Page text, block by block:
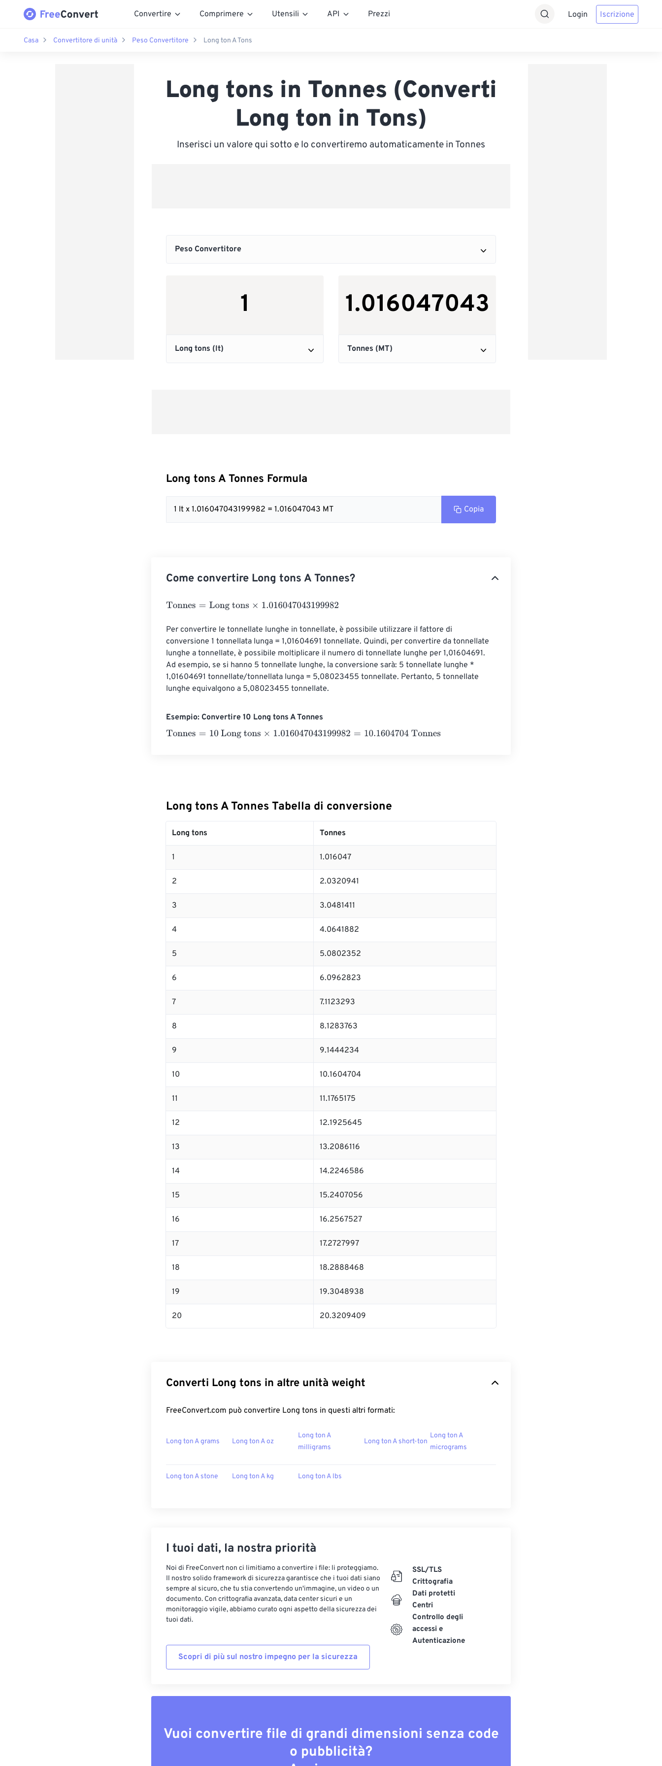
Convertire Comprimere Utensili API Prezzi Login Iscrizione
Casa Convertitore di unità Peso Convertitore Long ton A Tons
Long tons in Tonnes (Converti
Long ton in Tons)
Inserisci un valore qui sotto e lo convertiremo automaticamente in Tonnes
Long tons A Tonnes Formula
1 lt x 1.016047043199982 = 1.016047043 MT Copia
Come convertire Long tons A Tonnes?
Tonnes= Long tons ×1.016047043199982
Per convertire le tonnellate lunghe in tonnellate, è possibile utilizzare il fattore di
conversione 1 tonnellata lunga = 1,01604691 tonnellate. Quindi, per convertire da tonnellate
lunghe a tonnellate, è possibile moltiplicare il numero di tonnellate lunghe per 1,01604691.
Ad esempio, se si hanno 5 tonnellate lunghe, la conversione sarà: 5 tonnellate lunghe *
1,01604691 tonnellate/tonnellata lunga = 5,08023455 tonnellate. Pertanto, 5 tonnellate
lunghe equivalgono a 5,08023455 tonnellate.
Esempio: Convertire 10 Long tons A Tonnes
Tonnes= 10 Long tons ×1.016047043199982=10.1604704 Tonnes
Long tons A Tonnes Tabella di conversione
Long tons Tonnes
1 1.016047
2 2.0320941
3 3.0481411
4 4.0641882
5 5.0802352
6 6.0962823
7 7.1123293
8 8.1283763
9 9.1444234
10 10.1604704
11 11.1765175
12 12.1925645
13 13.2086116
14 14.2246586
15 15.2407056
16 16.2567527
17 17.2727997
18 18.2888468
19 19.3048938
20 20.3209409
Converti Long tons in altre unità weight
FreeConvert.com può convertire Long tons in questi altri formati:
Long ton A grams Long ton A oz
Long ton A
milligrams
Long ton A short-ton
Long ton A
micrograms
Long ton A stone Long ton A kg Long ton A lbs
I tuoi dati, la nostra priorità
Noi di FreeConvert non ci limitiamo a convertire i file: li proteggiamo.
Il nostro solido framework di sicurezza garantisce che i tuoi dati siano
sempre al sicuro, che tu stia convertendo un'immagine, un video o un
documento. Con crittografia avanzata, data center sicuri e un
monitoraggio vigile, abbiamo curato ogni aspetto della sicurezza dei
tuoi dati.
Scopri di più sul nostro impegno per la sicurezza
SSL/TLS
Crittografia
Dati protetti
Centri
Controllo degli
accessi e
Autenticazione
Vuoi convertire file di grandi dimensioni senza code
o pubblicità?